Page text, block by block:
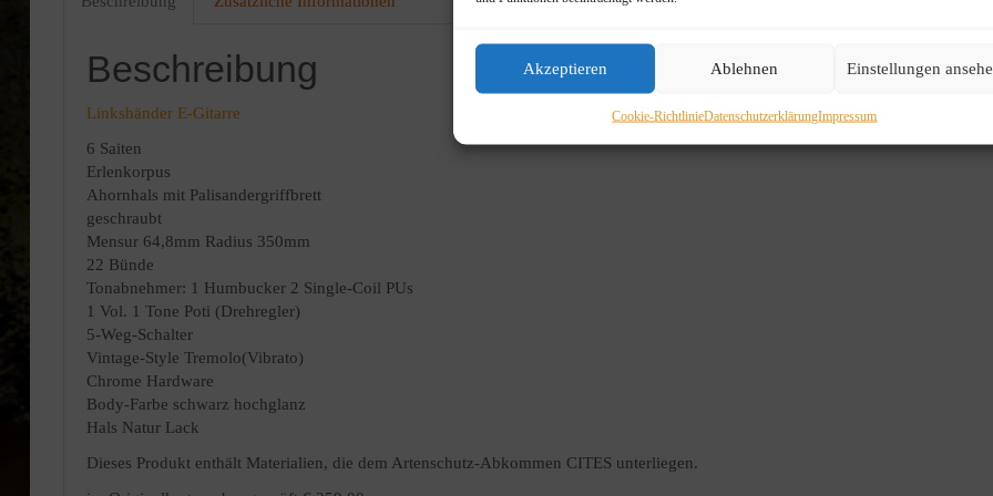
Akzeptieren Ablehnen Einstellungen
Cookie-RichtlinieDatenschutzerklärungImpressum
Beschreibung
Linkshänder E-Gitarre
6 Saiten
Erlenkorpus
Ahornhals mit Palisandergriffbrett
geschraubt
Mensur 64,8mm Radius 350mm
22 Bünde
Tonabnehmer: 1 Humbucker 2 Single-Coil PUs
1 Vol. 1 Tone Poti (Drehregler)
5-Weg-Schalter
Vintage-Style Tremolo(Vibrato)
Chrome Hardware
Body-Farbe schwarz hochglanz
Hals Natur Lack
Dieses Produkt enthält Materialien, die dem Artenschutz-Abkommen CITES unterliegen.